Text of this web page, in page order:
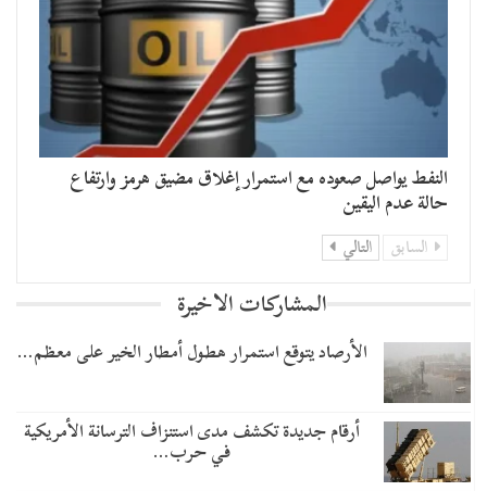
النفط يواصل صعوده مع استمرار إغلاق مضيق هرمز وارتفاع
حالة عدم اليقين
السابق التالي
المشاركات الاخيرة
الأرصاد يتوقع استمرار هطول أمطار الخير على معظم…
أرقام جديدة تكشف مدى استنزاف الترسانة الأمريكية
في حرب…